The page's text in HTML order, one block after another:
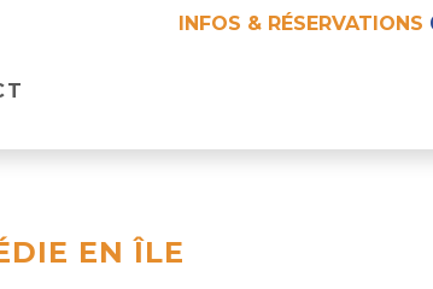
INFOS & RÉSERVATIONS
EN ÎLE